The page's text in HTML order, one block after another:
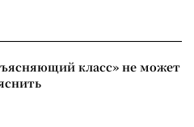
класс» не может